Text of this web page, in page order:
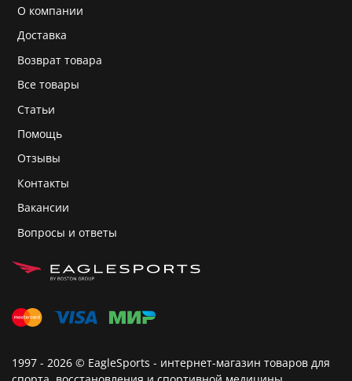
О компании
Доставка
Возврат товара
Все товары
Статьи
Помощь
Отзывы
Контакты
Вакансии
Вопросы и ответы
1997 - 2026 © EagleSports - интернет-магазин товаров для